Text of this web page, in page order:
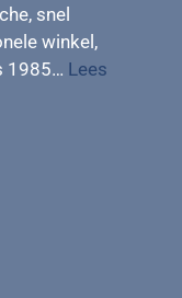
snel
winkel,
1985… Lees